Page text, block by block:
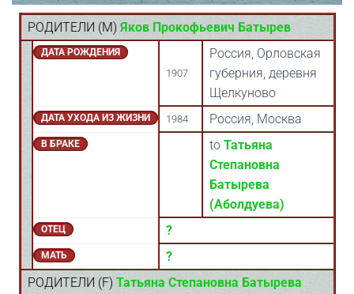
РОДИТЕЛИ (M) Яков Прокофьевич Батырев
ДАТА РОЖДЕНИЯ
1907
Россия, Орловская
губерния, деревня
Щелкуново
ДАТА УХОДА ИЗ ЖИЗНИ 1984 Россия, Москва
В БРАКЕ to Татьяна
Степановна
Батырева
(Аболдуева)
ОТЕЦ ?
МАТЬ
?
РОДИТЕЛИ (F) Татьяна Степановна Батырева